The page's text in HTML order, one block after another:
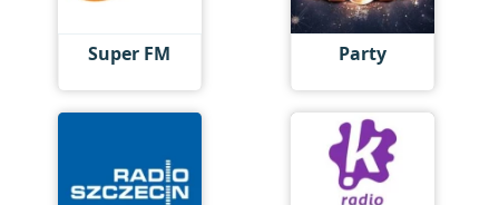
Super FM Party